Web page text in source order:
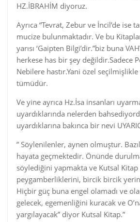
HZ.İBRAHİM diyoruz.
Ayrıca “Tevrat, Zebur ve İncil’de ise
mucize bulunmaktadır. Ve bu
yarısı ‘Gaipten Bilgi’dir.”biz buna
herkese has bir şey değildir.Sadece
Nebilere hastır.Yani özel
tümüdür.
Ve yine ayrıca Hz.İsa insanları
uyardıklarında nelerden
uyardıklarına bakınca bir nevi
” Söylenilenler, aynen olmuştur.
hayata geçmektedir. Önünde
söylediğini yapmakta ve Kutsal Kitap
peygamberliklerini, bircik bircik
Hiçbir güç buna engel olamadı ve
gelecek, egemenliğini kuracak ve
yargılayacak” diyor Kutsal Kitap.”